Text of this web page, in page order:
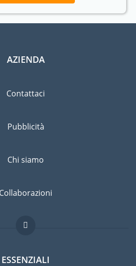
AZIENDA
Contattaci
Pubblicità
Chi siamo
Collaborazioni
ESSENZIALI